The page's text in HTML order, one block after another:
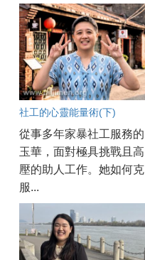
社工的心靈能量術(下)
從事多年家暴社工服務的
玉華，面對極具挑戰且高
壓的助人工作。她如何克
服...